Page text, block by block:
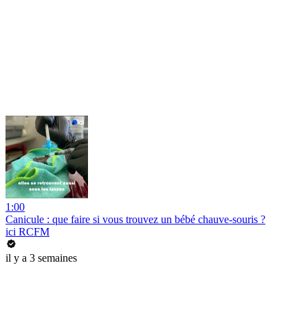
1:00
Canicule : que faire si vous trouvez un bébé chauve-souris ?
ici RCFM
il y a 3 semaines